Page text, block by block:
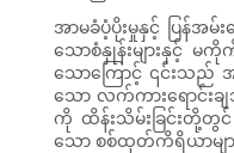
အာမခံပံ့ပိုးမှုနှင့် ပြန်
သောစံနှုန်းများနှင့် မ
သောကြောင့် ၎င်းသည် အ
သော လက်ကားရောင်း
ကို ထိန်းသိမ်းခြင်းတို့တွင်
သော စစ်ထုတ်ကိရိယာမျ